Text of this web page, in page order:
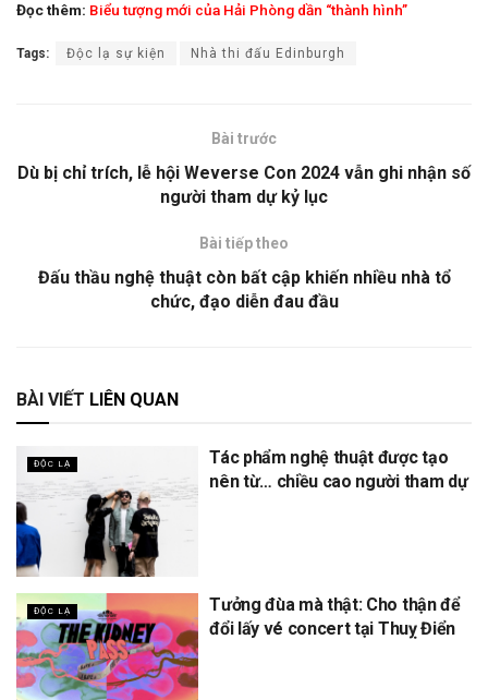
Đọc thêm: Biểu tượng mới của Hải Phòng dần “thành hình”
Tags: Độc lạ sự kiện Nhà thi đấu Edinburgh
Bài trước
Dù bị chỉ trích, lễ hội Weverse Con 2024 vẫn ghi nhận số
người tham dự kỷ lục
Bài tiếp theo
Đấu thầu nghệ thuật còn bất cập khiến nhiều nhà tổ
chức, đạo diễn đau đầu
BÀI VIẾT LIÊN QUAN
ĐỘC LẠ
Tác phẩm nghệ thuật được tạo
nên từ… chiều cao người tham dự
ĐỘC LẠ
Tưởng đùa mà thật: Cho thận để
đổi lấy vé concert tại Thuỵ Điển